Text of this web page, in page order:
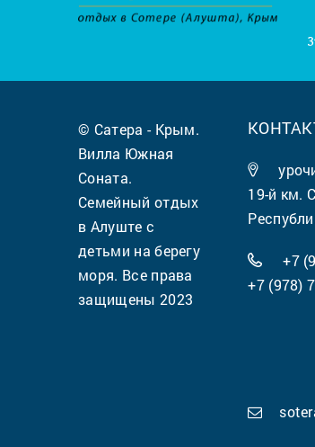
© Сатера - Крым.
Вилла Южная
Соната.
Семейный отдых
в Алуште с
детьми на берегу
моря. Все права
защищены 2023
19-й км.
+7
+7 (978)